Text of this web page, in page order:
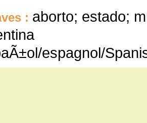
: aborto; estado;
espagnol/